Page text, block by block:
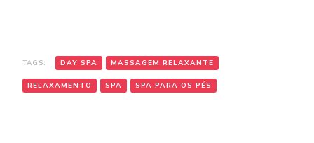
TAGS: DAY SPA MASSAGEM RELAXANTE
RELAXAMENTO SPA SPA PARA OS PÉS